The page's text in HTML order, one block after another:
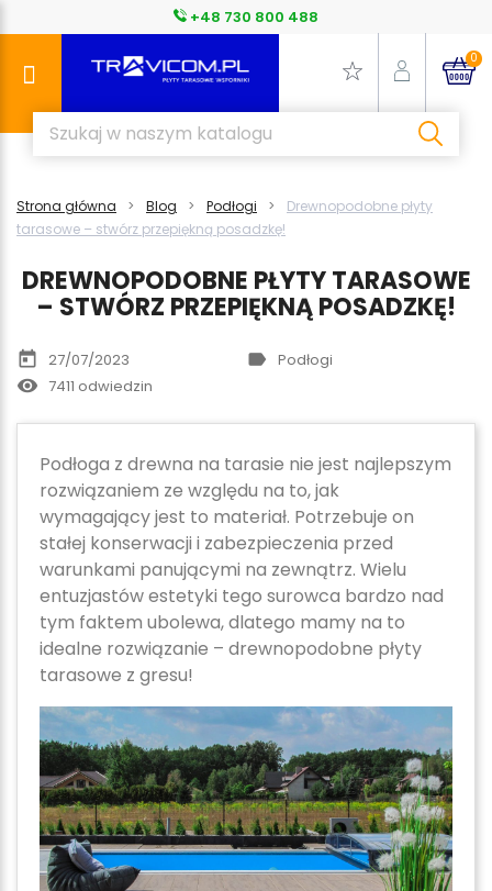
+48 730 800 488
0
Strona główna Blog Podłogi
Drewnopodobne płyty
tarasowe – stwórz przepiękną posadzkę!
DREWNOPODOBNE PŁYTY TARASOWE
– STWÓRZ PRZEPIĘKNĄ POSADZKĘ!
today 27/07/2023 label Podłogi
remove_red_eye 7411 odwiedzin
Podłoga z drewna na tarasie nie jest najlepszym
rozwiązaniem ze względu na to, jak
wymagający jest to materiał. Potrzebuje on
stałej konserwacji i zabezpieczenia przed
warunkami panującymi na zewnątrz. Wielu
entuzjastów estetyki tego surowca bardzo nad
tym faktem ubolewa, dlatego mamy na to
idealne rozwiązanie – drewnopodobne płyty
tarasowe z gresu!